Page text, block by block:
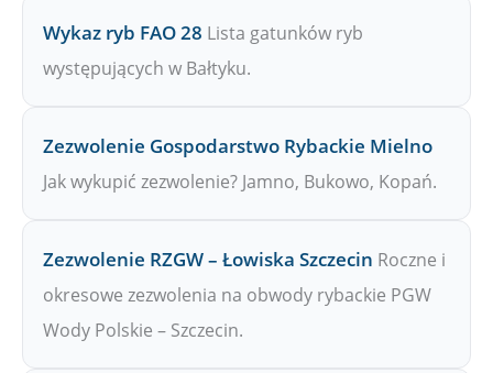
Wykaz ryb FAO 28 Lista gatunków ryb
występujących w Bałtyku.
Zezwolenie Gospodarstwo Rybackie Mielno
Jak wykupić zezwolenie? Jamno, Bukowo, Kopań.
Zezwolenie RZGW – Łowiska Szczecin Roczne i
okresowe zezwolenia na obwody rybackie PGW
Wody Polskie – Szczecin.